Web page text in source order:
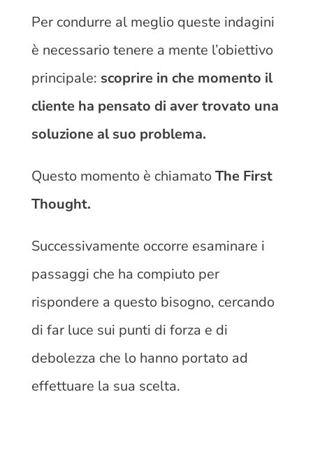
Per condurre al meglio queste indagini
è necessario tenere a mente l’obiettivo
principale: scoprire in che momento il
cliente ha pensato di aver trovato una
soluzione al suo problema.
Questo momento è chiamatoThe First
Thought.
Successivamente occorre esaminare i
passaggi che ha compiuto per
rispondere a questo bisogno, cercando
di far luce sui punti di forza e di
debolezza che lo hanno portato ad
effettuare la sua scelta.